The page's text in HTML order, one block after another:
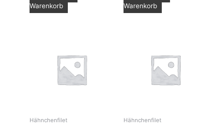
Warenkorb
Warenkorb
Hähnchenfilet Hähnchenfilet